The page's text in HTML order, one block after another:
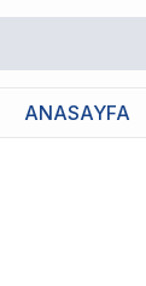
ANASAYFA